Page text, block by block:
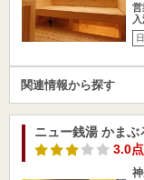
営
関連情報から探す
ニュー銭湯 かまぶ
3.0点